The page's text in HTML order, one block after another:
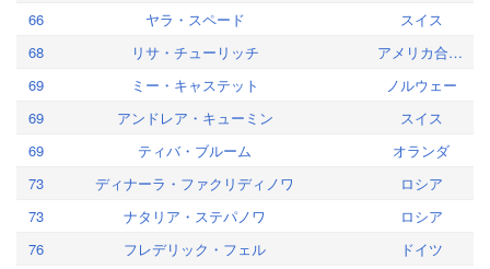
66
ヤラ・スペード
スイス
68
リサ・チューリッチ
アメリカ合衆国
69
ミー・キャステット
ノルウェー
69
アンドレア・キューミン
スイス
69
ティバ・ブルーム
オランダ
73
ディナーラ・ファクリディノワ
ロシア
73
ナタリア・ステパノワ
ロシア
76
フレデリック・フェル
ドイツ